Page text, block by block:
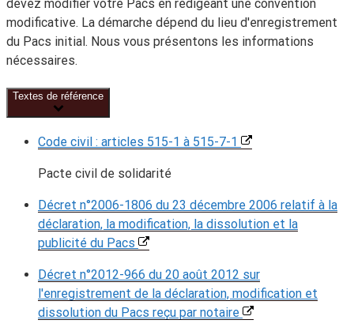
devez modifier votre Pacs en rédigeant une convention
modificative. La démarche dépend du lieu d'enregistrement
du Pacs initial. Nous vous présentons les informations
nécessaires.
Textes de référence
Code civil : articles 515-1 à 515-7-1
Pacte civil de solidarité
Décret n°2006-1806 du 23 décembre 2006 relatif à la
déclaration, la modification, la dissolution et la
publicité du Pacs
Décret n°2012-966 du 20 août 2012 sur
l'enregistrement de la déclaration, modification et
dissolution du Pacs reçu par notaire